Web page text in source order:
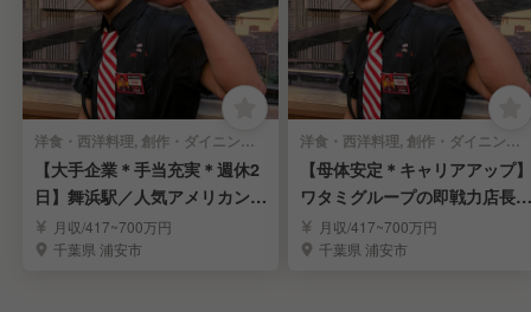
洋食・西洋料理, 創作・ダイニングバー | 店長・店長候補
【大手企業＊手当充実＊週休2
日】舞浜駅／人気アメリカンレ
ストランの店長候補
月収/417~700万円
千葉県 浦安市
洋食・西洋料理, 創作・ダイニングバー | エリアマネージャー
【母体安定＊キャリアアップ】
ワタミグループの即戦力店長・
エリアMGRを募集
月収/417~700万円
千葉県 浦安市